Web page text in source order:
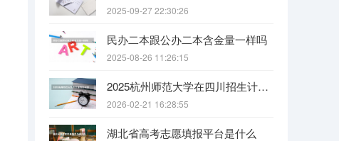
2025-09-27 22:30:26
民办二本跟公办二本含金量一样吗
2025-08-26 11:26:15
2025杭州师范大学在四川招生计划是什么（2026参考）
2026-02-21 16:28:55
湖北省高考志愿填报平台是什么